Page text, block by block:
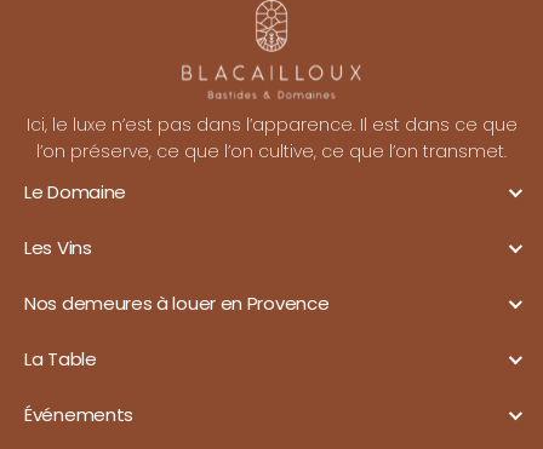
Ici, le luxe n’est pas dans l’apparence. Il est dans ce que
l’on préserve, ce que l’on cultive, ce que l’on transmet.
Le Domaine
Les Vins
Nos demeures à louer en Provence
La Table
Événements